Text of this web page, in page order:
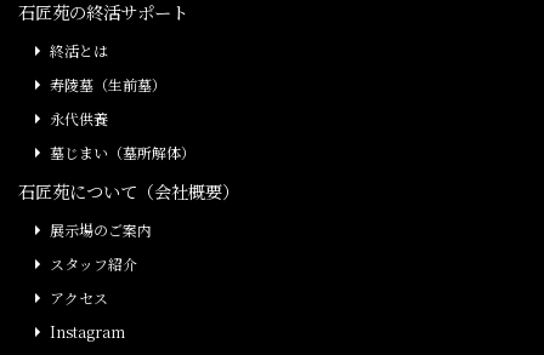
石匠苑の終活サポート
終活とは
寿陵墓（生前墓）
永代供養
墓じまい（墓所解体）
石匠苑について（会社概要）
展示場のご案内
スタッフ紹介
アクセス
Instagram